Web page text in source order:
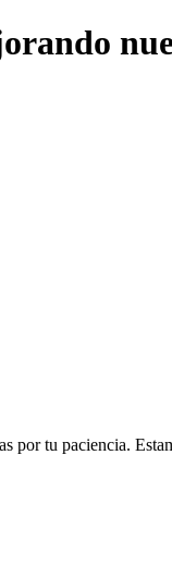
por tu paciencia.